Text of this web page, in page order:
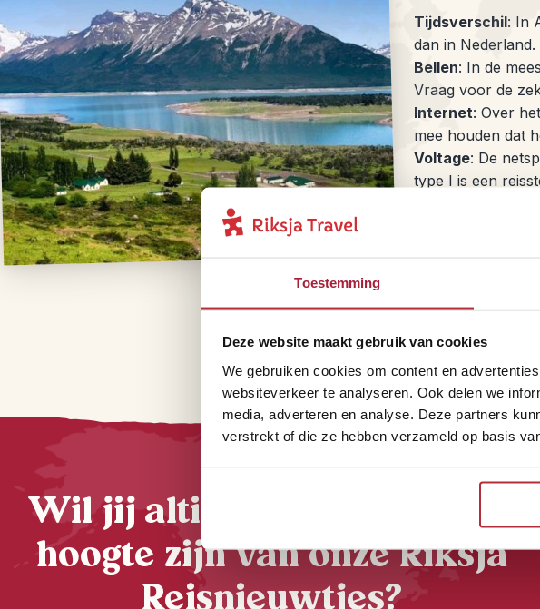
Toestemming
Deze website maakt gebruik van cookies
We gebruiken cookies om content en
websiteverkeer te analyseren. Ook delen we
media, adverteren en analyse. Deze partners
verstrekt of die ze hebben verzameld op basis
Tijdsverschil: In
dan in Nederland.
Bellen: In de
Vraag voor de
Internet: Over
mee houden dat
Voltage: De
type I is een
: De
: Voor
: De
:
Hepatitis A en
(Iguazú) wordt
Bekijk onze
Wil jij altijd als eerste op de
hoogte zijn van onze Riksja
Reisnieuwtjes?